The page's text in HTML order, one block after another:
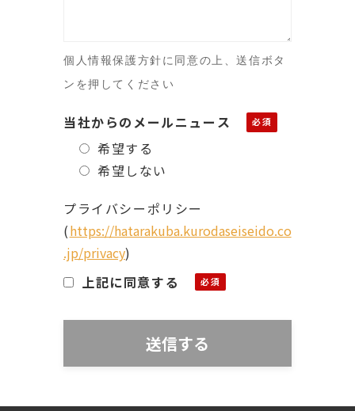
個人情報保護方針に同意の上、送信ボタ
ンを押してください
当社からのメールニュース
希望する
希望しない
プライバシーポリシー
(https://hatarakuba.kurodaseiseido.co
.jp/privacy)
上記に同意する